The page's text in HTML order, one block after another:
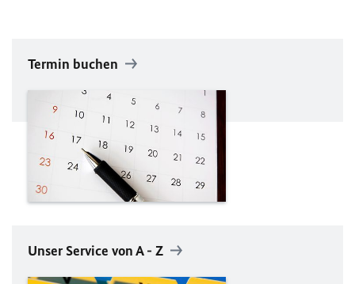
Termin buchen
Unser Service von A - Z